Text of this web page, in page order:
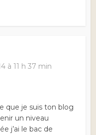
à 11 h 37 min
que je suis ton blog
un niveau
j’ai le bac de